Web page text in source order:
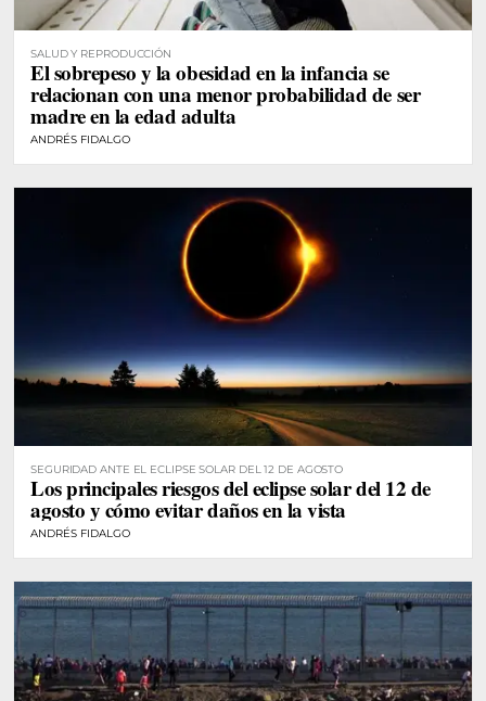
SALUD Y REPRODUCCIÓN
El sobrepeso y la obesidad en la infancia se
relacionan con una menor probabilidad de ser
madre en la edad adulta
ANDRÉS FIDALGO
SEGURIDAD ANTE EL ECLIPSE SOLAR DEL 12 DE AGOSTO
Los principales riesgos del eclipse solar del 12 de
agosto y cómo evitar daños en la vista
ANDRÉS FIDALGO